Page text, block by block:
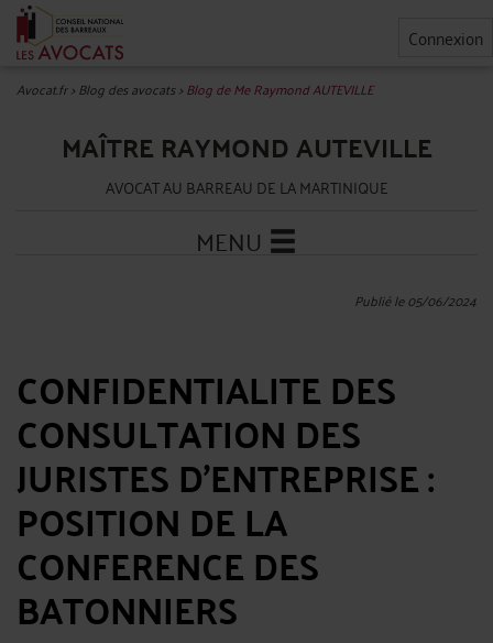
Connexion
Avocat.fr>Blog des avocats>Blog de Me Raymond AUTEVILLE
MAÎTRE RAYMOND AUTEVILLE
AVOCAT AU BARREAU DE LA MARTINIQUE
MENU
Publié le 05/06/2024
CONFIDENTIALITE DES
CONSULTATION DES
JURISTES D’ENTREPRISE :
POSITION DE LA
CONFERENCE DES
BATONNIERS